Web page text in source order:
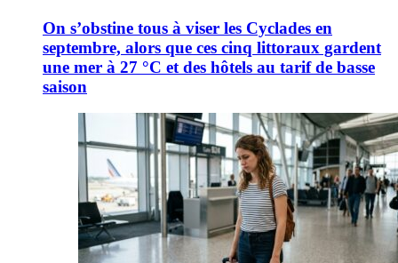
On s’obstine tous à viser les Cyclades en
septembre, alors que ces cinq littoraux gardent
une mer à 27 °C et des hôtels au tarif de basse
saison